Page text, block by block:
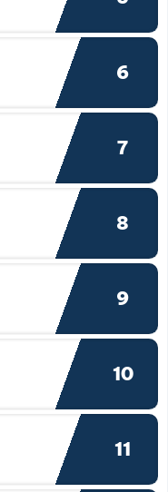
6
7
8
9
10
11